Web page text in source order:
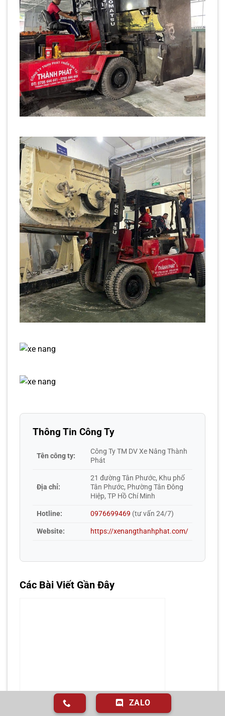
Thông Tin Công Ty
Tên công ty:
Công Ty TM DV Xe Nâng Thành
Phát
Địa chỉ:
21 đường Tân Phước, Khu phố
Tân Phước, Phường Tân Đông
Hiệp, TP Hồ Chí Minh
Hotline: 0976699469 (tư vấn 24/7)
Website: https://xenangthanhphat.com/
Các Bài Viết Gần Đây
ZALO